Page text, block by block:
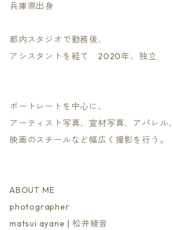
兵庫県出身
都内スタジオで勤務後、
アシスタントを経て 2020年、独立
ポートレートを中心に、
アーティスト写真、宣材写真、アパレル、
映画のスチールなど幅広く撮影を行う。
ABOUT ME
photographer
matsui ayane | 松井綾音​